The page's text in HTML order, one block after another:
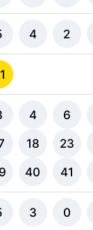
4 2
4 6
18 23
40 41
3 0